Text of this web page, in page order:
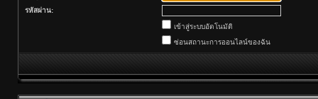
รหัสผ่าน:
เข้าสู่ระบบอัตโนมัติ
ซ่อนสถานะการออนไลน์ของฉัน